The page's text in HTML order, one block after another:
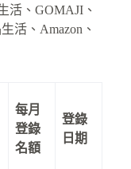
活、GOMAJI、
活、Amazon、
每月
登錄
名額
登錄
日期